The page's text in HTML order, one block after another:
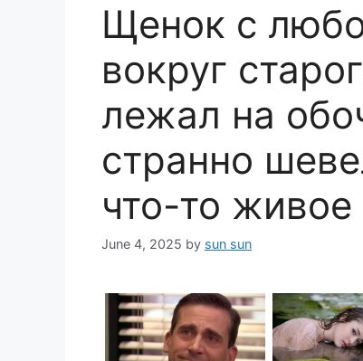
Щенок с
вокруг
лежал на
странно
что-то живое
June 4, 2025 by sun sun